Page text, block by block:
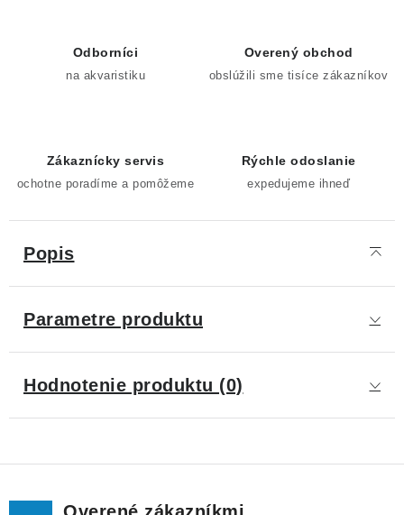
Odborníci
na akvaristiku
Overený obchod
obslúžili sme tisíce zákazníkov
Zákaznícky servis
ochotne poradíme a pomôžeme
Rýchle odoslanie
expedujeme ihneď
Popis
Parametre produktu
Hodnotenie produktu (0)